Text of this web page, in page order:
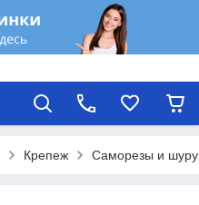
Крепеж Саморезы и